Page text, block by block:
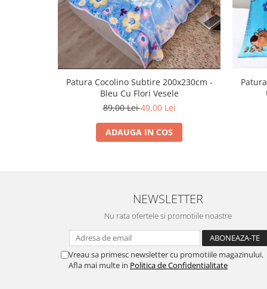
Patura Cocolino Subtire 200x230cm -
Bleu Cu Flori Vesele
89,00 Lei49,00 Lei
ADAUGA IN COS
NEWSLETTER
Nu rata ofertele si promotiile noastre
Vreau sa primesc newsletter cu promotiile magazinului.
Afla mai multe in Politica de Confidentialitate